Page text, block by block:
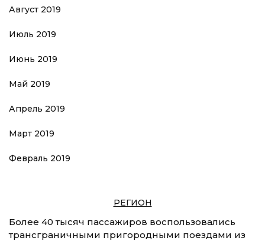
Август 2019
Июль 2019
Июнь 2019
Май 2019
Апрель 2019
Март 2019
Февраль 2019
РЕГИОН
Более 40 тысяч пассажиров воспользовались
трансграничными пригородными поездами из